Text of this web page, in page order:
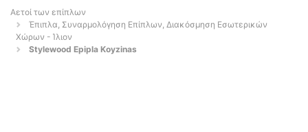
Αετοί των επίπλων
Έπιπλα, Συναρμολόγηση Επίπλων, Διακόσμηση Εσωτερικών
Χώρων - Ίλιον
Stylewood Epipla Koyzinas